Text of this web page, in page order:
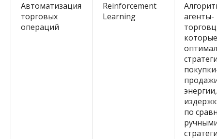
Автоматизация
торговых
операций
Reinforcement
Learning
агенты-
по